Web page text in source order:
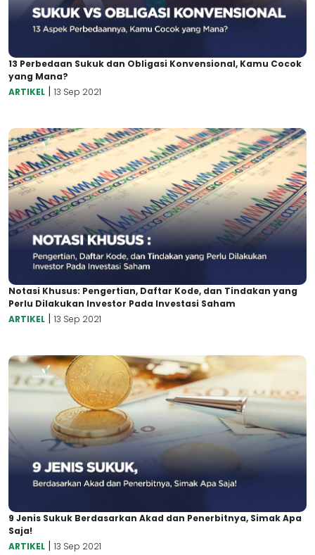
13 Perbedaan Sukuk dan Obligasi Konvensional, Kamu Cocok
yang Mana?
ARTIKEL | 13 Sep 2021
Notasi Khusus: Pengertian, Daftar Kode, dan Tindakan yang
Perlu Dilakukan Investor Pada Investasi Saham
ARTIKEL | 13 Sep 2021
9 Jenis Sukuk Berdasarkan Akad dan Penerbitnya, Simak Apa
Saja!
ARTIKEL | 13 Sep 2021